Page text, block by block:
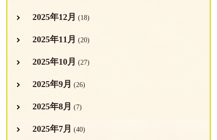
2025年12月 (18)
2025年11月 (20)
2025年10月 (27)
2025年9月 (26)
2025年8月 (7)
2025年7月 (40)